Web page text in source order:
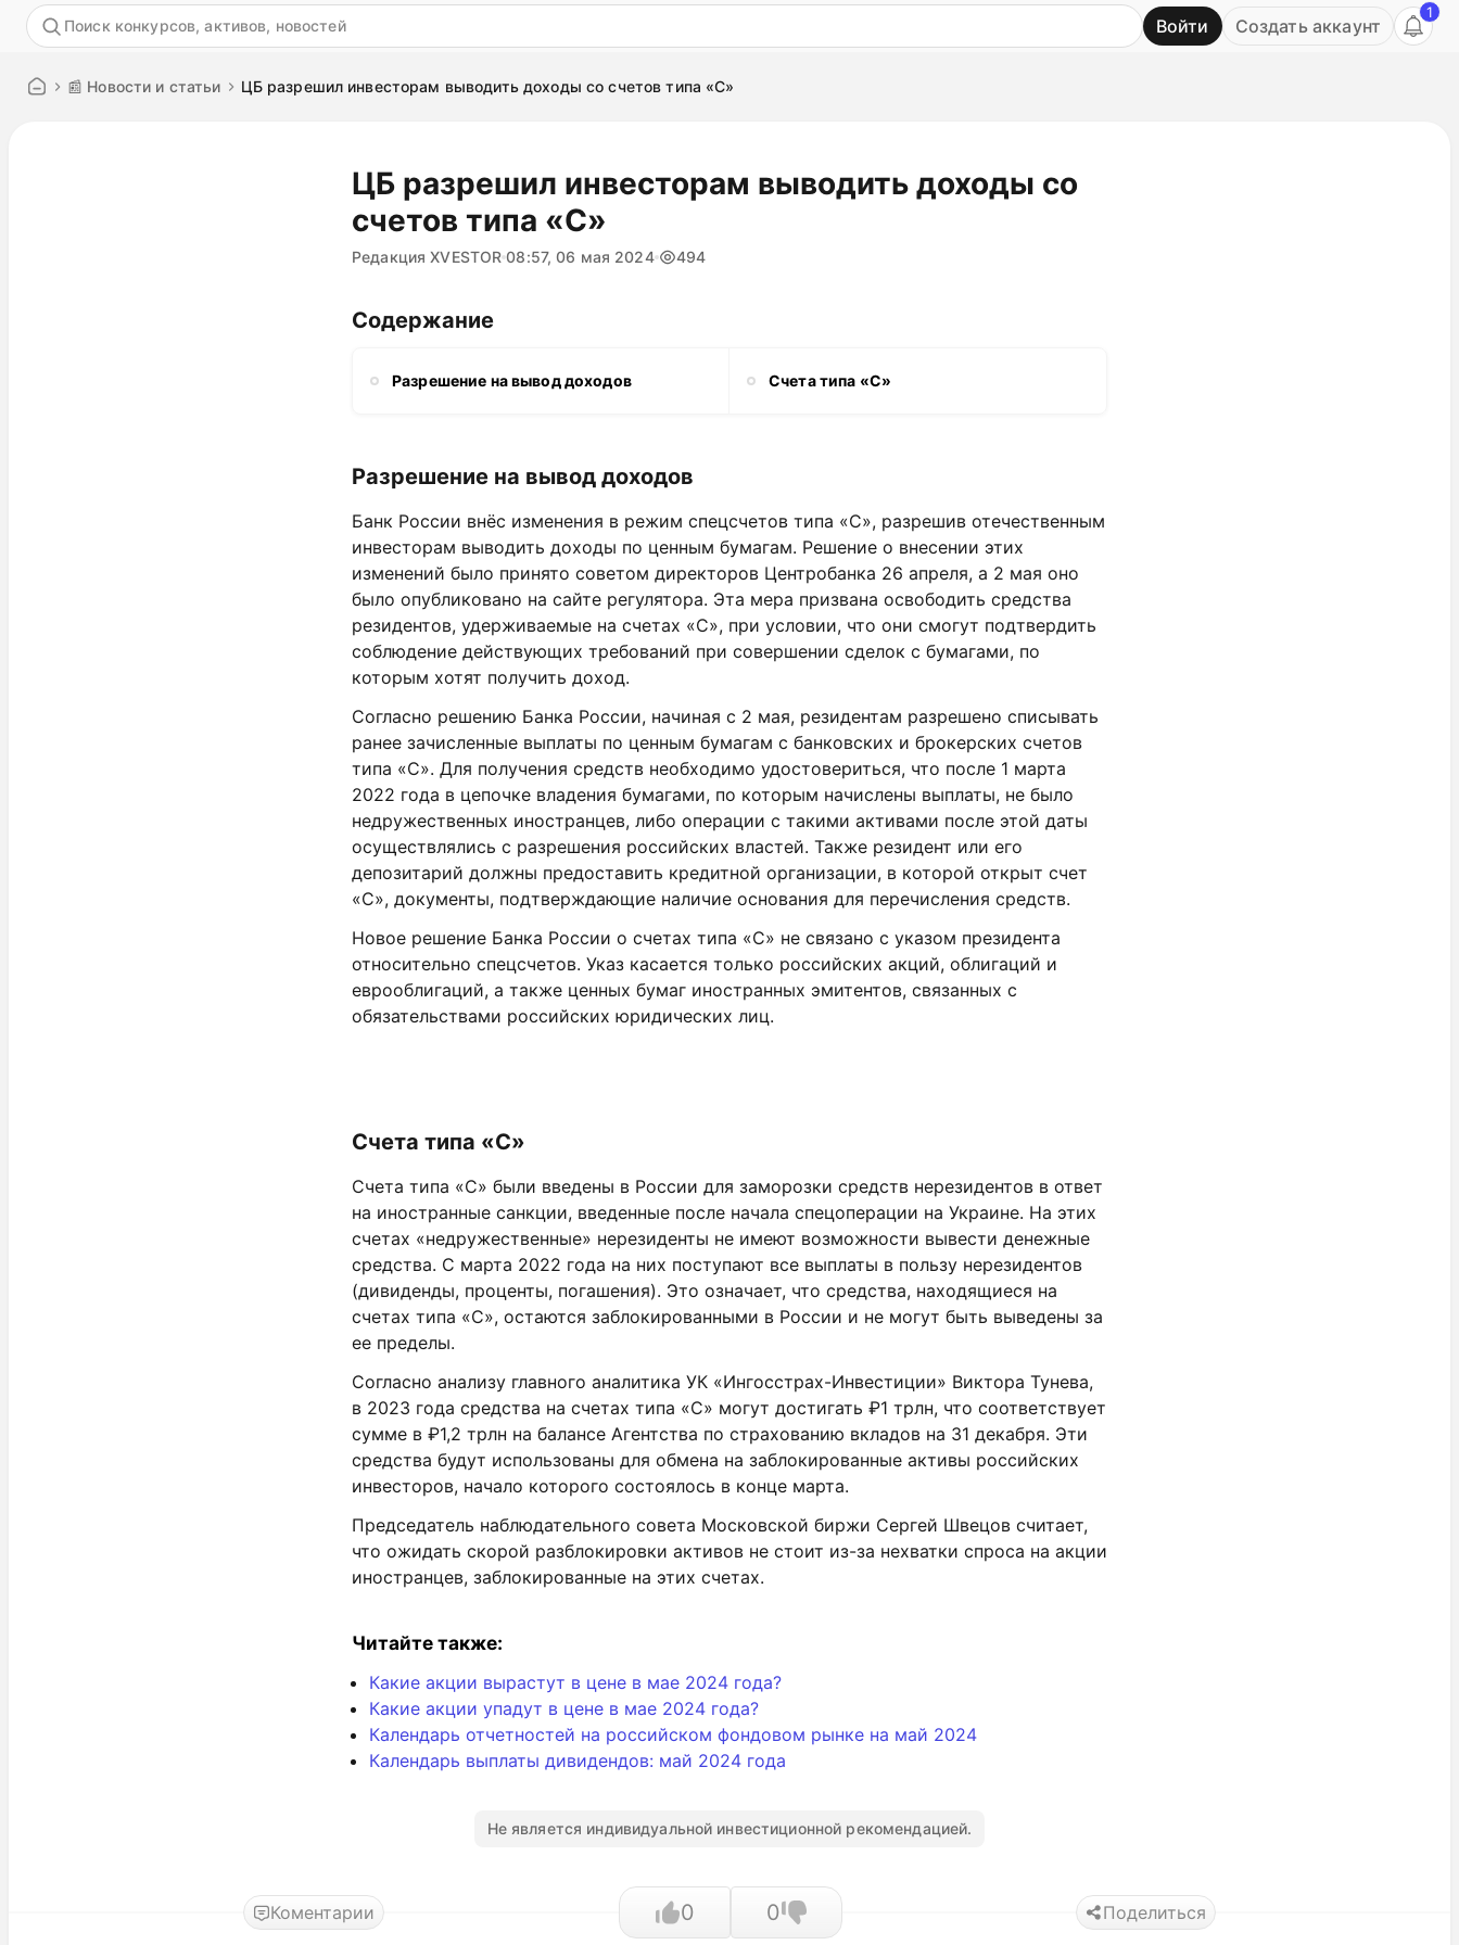
Войти Создать аккаунт
1
📰 Новости и статьи ЦБ разрешил инвесторам выводить доходы со счетов типа «С»
ЦБ разрешил инвесторам выводить доходы со
счетов типа «С»
Редакция XVESTOR 08:57, 06 мая 2024 494
Содержание
Разрешение на вывод доходов Счета типа «С»
Разрешение на вывод доходов
Банк России внёс изменения в режим спецсчетов типа «С», разрешив отечественным
инвесторам выводить доходы по ценным бумагам. Решение о внесении этих
изменений было принято советом директоров Центробанка 26 апреля, а 2 мая оно
было опубликовано на сайте регулятора. Эта мера призвана освободить средства
резидентов, удерживаемые на счетах «С», при условии, что они смогут подтвердить
соблюдение действующих требований при совершении сделок с бумагами, по
которым хотят получить доход.
Согласно решению Банка России, начиная с 2 мая, резидентам разрешено списывать
ранее зачисленные выплаты по ценным бумагам с банковских и брокерских счетов
типа «С». Для получения средств необходимо удостовериться, что после 1 марта
2022 года в цепочке владения бумагами, по которым начислены выплаты, не было
недружественных иностранцев, либо операции с такими активами после этой даты
осуществлялись с разрешения российских властей. Также резидент или его
депозитарий должны предоставить кредитной организации, в которой открыт счет
«С», документы, подтверждающие наличие основания для перечисления средств.
Новое решение Банка России о счетах типа «С» не связано с указом президента
относительно спецсчетов. Указ касается только российских акций, облигаций и
еврооблигаций, а также ценных бумаг иностранных эмитентов, связанных с
обязательствами российских юридических лиц.
Счета типа «С»
Счета типа «С» были введены в России для заморозки средств нерезидентов в ответ
на иностранные санкции, введенные после начала спецоперации на Украине. На этих
счетах «недружественные» нерезиденты не имеют возможности вывести денежные
средства. С марта 2022 года на них поступают все выплаты в пользу нерезидентов
(дивиденды, проценты, погашения). Это означает, что средства, находящиеся на
счетах типа «С», остаются заблокированными в России и не могут быть выведены за
ее пределы.
Согласно анализу главного аналитика УК «Ингосстрах-Инвестиции» Виктора Тунева,
в 2023 года средства на счетах типа «С» могут достигать ₽1 трлн, что соответствует
сумме в ₽1,2 трлн на балансе Агентства по страхованию вкладов на 31 декабря. Эти
средства будут использованы для обмена на заблокированные активы российских
инвесторов, начало которого состоялось в конце марта.
Председатель наблюдательного совета Московской биржи Сергей Швецов считает,
что ожидать скорой разблокировки активов не стоит из-за нехватки спроса на акции
иностранцев, заблокированные на этих счетах.
Читайте также:
Какие акции вырастут в цене в мае 2024 года?
Какие акции упадут в цене в мае 2024 года?
Календарь отчетностей на российском фондовом рынке на май 2024
Календарь выплаты дивидендов: май 2024 года
Не является индивидуальной инвестиционной рекомендацией.
Коментарии 0 0 Поделиться